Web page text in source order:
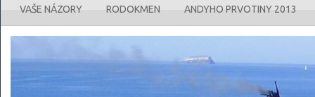
VAŠE NÁZORY RODOKMEN ANDYHO PRVOTINY 2013